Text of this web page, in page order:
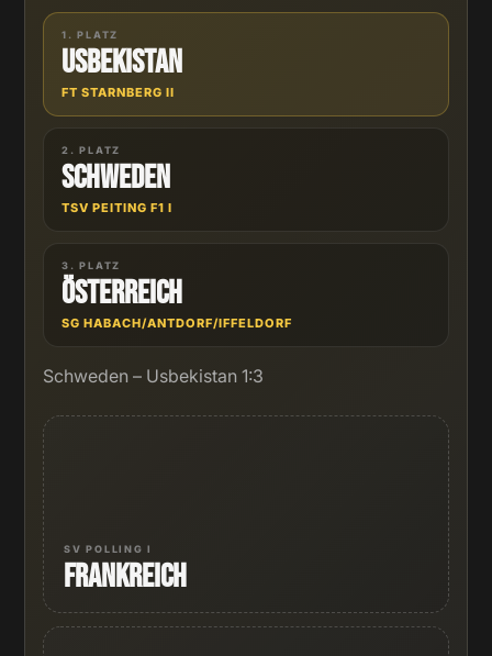
1. PLATZ
Usbekistan
FT STARNBERG II
2. PLATZ
Schweden
TSV PEITING F1 I
3. PLATZ
Österreich
SG HABACH/ANTDORF/IFFELDORF
Schweden – Usbekistan 1:3
SV POLLING I
Frankreich